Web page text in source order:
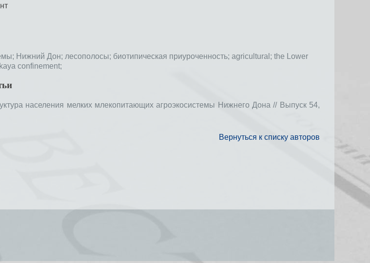
Нижний Дон; лесополосы; биотипическая приуроченность; аgricultural; the Lower
confinement;
населения мелких млекопитающих агроэкосистемы Нижнего Дона // Выпуск 54,
Вернуться к списку авторов